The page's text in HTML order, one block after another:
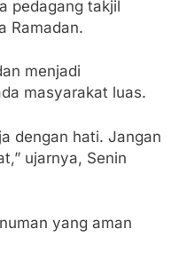
pedagang takjil
Ramadan.
menjadi
masyarakat luas.
dengan hati. Jangan
ujarnya, Senin
yang aman